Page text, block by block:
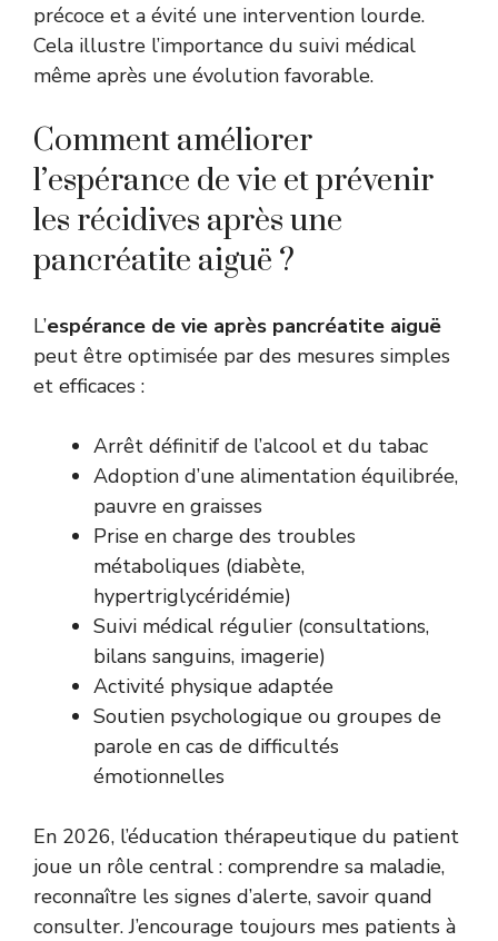
précoce et a évité une intervention lourde.
Cela illustre l’importance du suivi médical
même après une évolution favorable.
Comment améliorer
l’espérance de vie et prévenir
les récidives après une
pancréatite aiguë ?
L’espérance de vie après pancréatite aiguë
peut être optimisée par des mesures simples
et efficaces :
Arrêt définitif de l’alcool et du tabac
Adoption d’une alimentation équilibrée,
pauvre en graisses
Prise en charge des troubles
métaboliques (diabète,
hypertriglycéridémie)
Suivi médical régulier (consultations,
bilans sanguins, imagerie)
Activité physique adaptée
Soutien psychologique ou groupes de
parole en cas de difficultés
émotionnelles
En 2026, l’éducation thérapeutique du patient
joue un rôle central : comprendre sa maladie,
reconnaître les signes d’alerte, savoir quand
consulter. J’encourage toujours mes patients à